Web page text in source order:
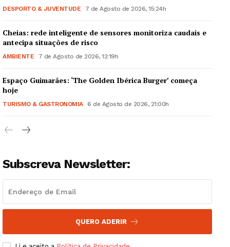
Guimarães, agora!
Institucional
Artigos
Edição Digital
Grande Entrevista
DESPORTO & JUVENTUDE 7 de Agosto de 2026, 15:24h
Cheias: rede inteligente de sensores monitoriza caudais e
antecipa situações de risco
AMBIENTE 7 de Agosto de 2026, 12:19h
Espaço Guimarães: ‘The Golden Ibérica Burger’ começa
hoje
TURISMO & GASTRONOMIA 6 de Agosto de 2026, 21:00h
Subscreva Newsletter:
QUERO ADERIR